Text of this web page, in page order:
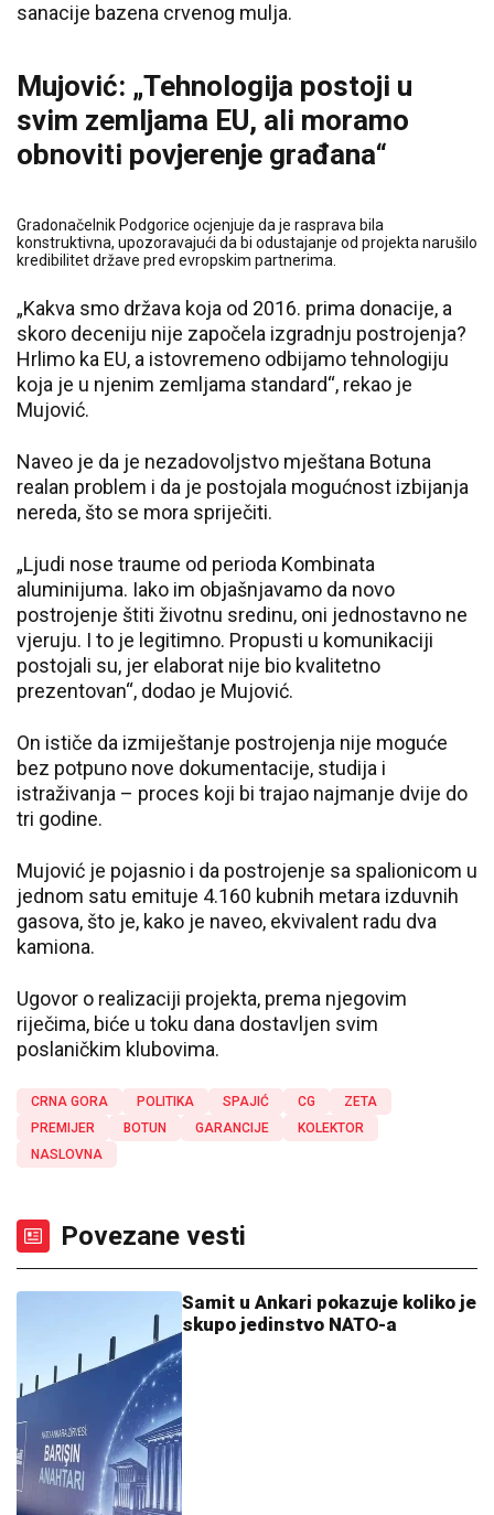
sanacije bazena crvenog mulja.
Mujović: „Tehnologija postoji u
svim zemljama EU, ali moramo
obnoviti povjerenje građana“
Gradonačelnik Podgorice ocjenjuje da je rasprava bila
konstruktivna, upozoravajući da bi odustajanje od projekta narušilo
kredibilitet države pred evropskim partnerima.
„Kakva smo država koja od 2016. prima donacije, a
skoro deceniju nije započela izgradnju postrojenja?
Hrlimo ka EU, a istovremeno odbijamo tehnologiju
koja je u njenim zemljama standard“, rekao je
Mujović.
Naveo je da je nezadovoljstvo mještana Botuna
realan problem i da je postojala mogućnost izbijanja
nereda, što se mora spriječiti.
„Ljudi nose traume od perioda Kombinata
aluminijuma. Iako im objašnjavamo da novo
postrojenje štiti životnu sredinu, oni jednostavno ne
vjeruju. I to je legitimno. Propusti u komunikaciji
postojali su, jer elaborat nije bio kvalitetno
prezentovan“, dodao je Mujović.
On ističe da izmiještanje postrojenja nije moguće
bez potpuno nove dokumentacije, studija i
istraživanja – proces koji bi trajao najmanje dvije do
tri godine.
Mujović je pojasnio i da postrojenje sa spalionicom u
jednom satu emituje 4.160 kubnih metara izduvnih
gasova, što je, kako je naveo, ekvivalent radu dva
kamiona.
Ugovor o realizaciji projekta, prema njegovim
riječima, biće u toku dana dostavljen svim
poslaničkim klubovima.
CRNA GORA POLITIKA SPAJIĆ CG
ZETA
PREMIJER
BOTUN GARANCIJE
KOLEKTOR
NASLOVNA
Povezane vesti
Samit u Ankari pokazuje koliko je
skupo jedinstvo NATO-a